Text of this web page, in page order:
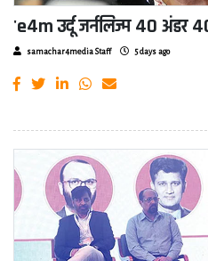
'e4m उर्दू जर्नलिज्म 40 अंडर
samachar4media Staff 5 days ago